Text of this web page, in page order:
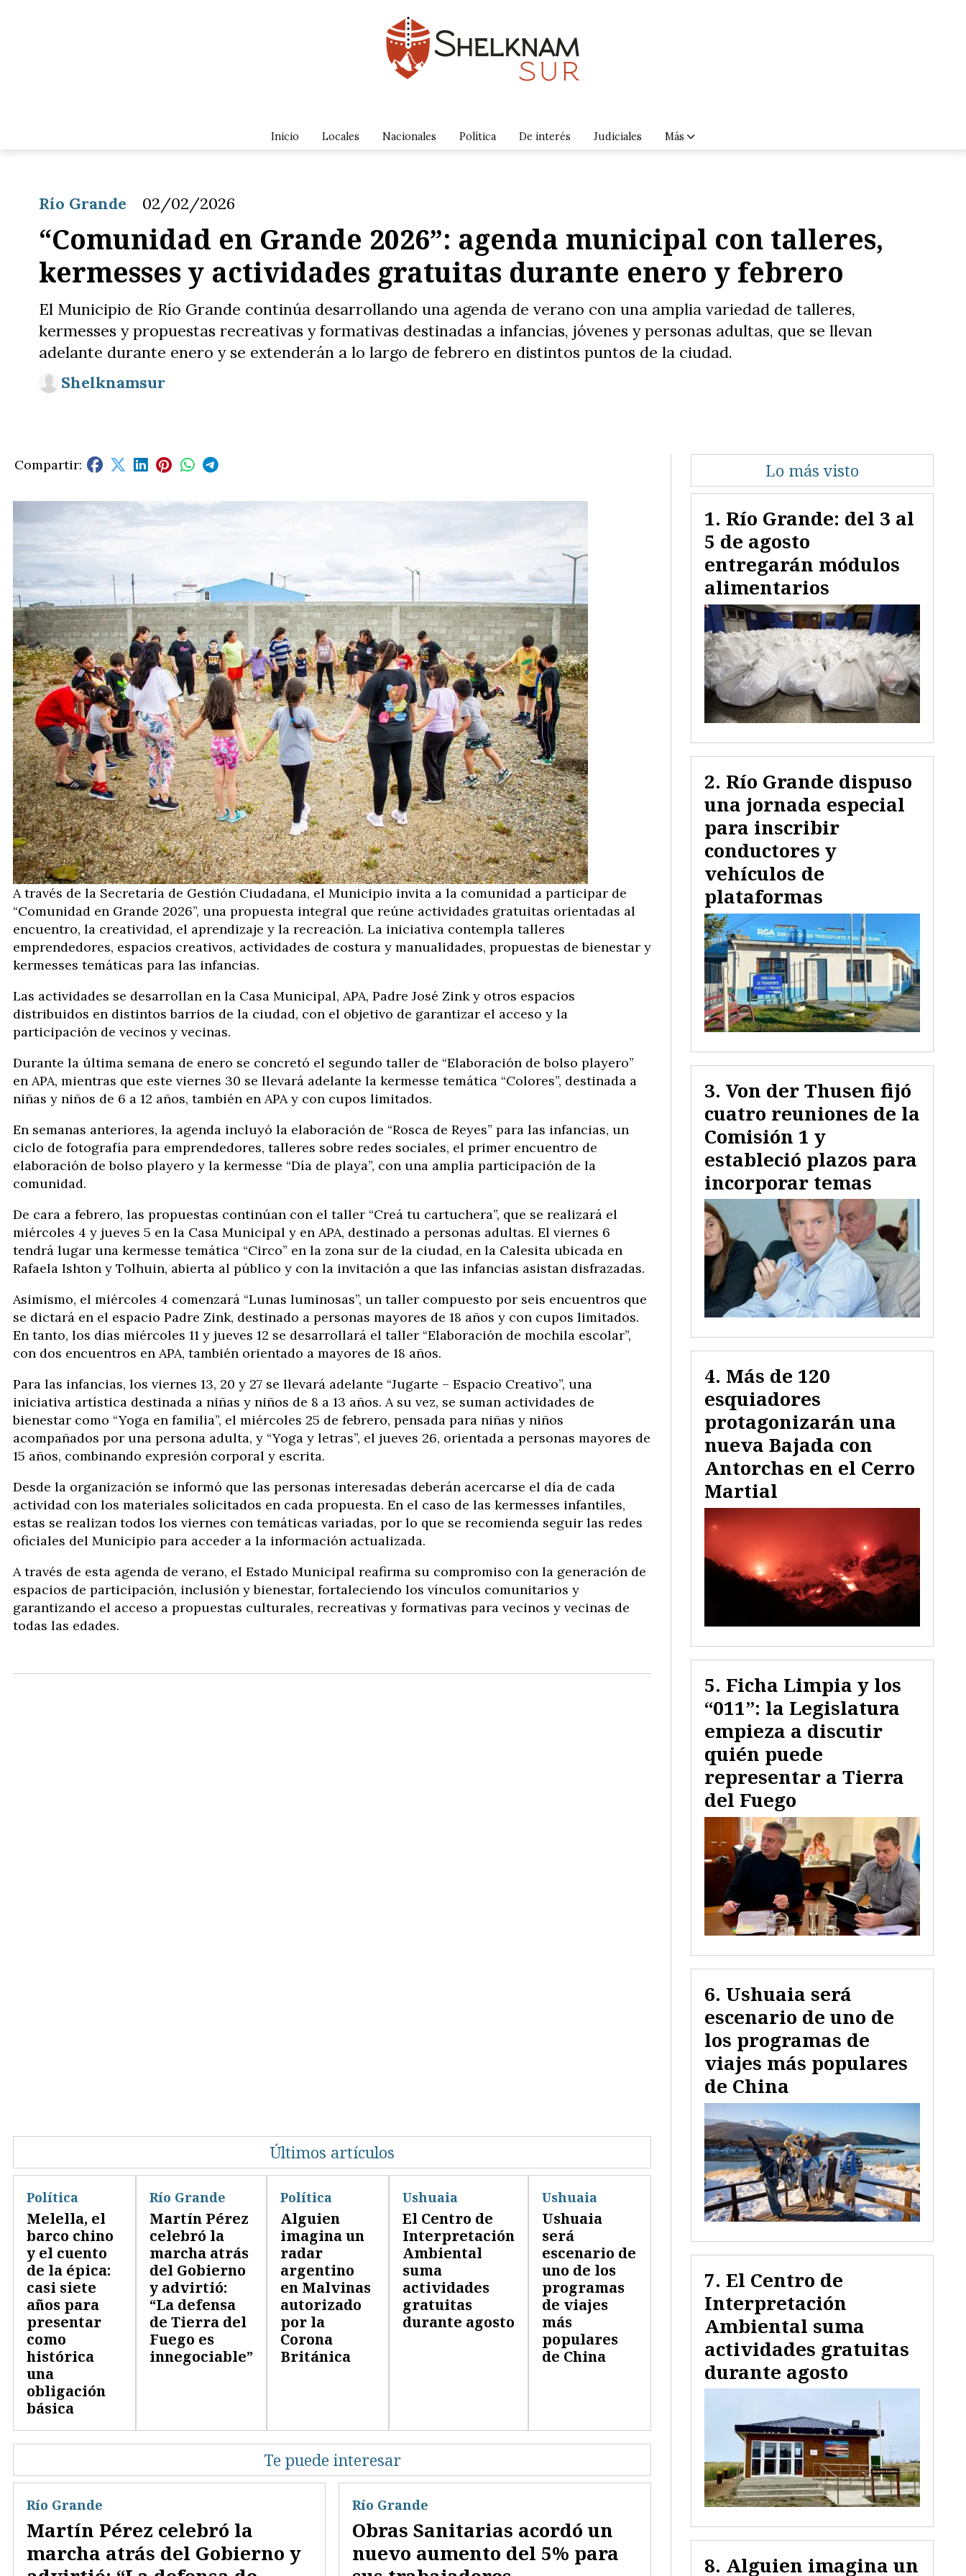
Inicio Locales Nacionales Política De interés Judiciales Más
“Comunidad en Grande 2026”: agenda municipal con talleres,
kermesses y actividades gratuitas durante enero y febrero
El Municipio de Río Grande continúa desarrollando una agenda de verano con una amplia variedad de talleres,
kermesses y propuestas recreativas y formativas destinadas a infancias, jóvenes y personas adultas, que se llevan
adelante durante enero y se extenderán a lo largo de febrero en distintos puntos de la ciudad.
Río Grande 02/02/2026
Shelknamsur
A través de la Secretaría de Gestión Ciudadana, el Municipio invita a la comunidad a participar de
“Comunidad en Grande 2026”, una propuesta integral que reúne actividades gratuitas orientadas al
encuentro, la creatividad, el aprendizaje y la recreación. La iniciativa contempla talleres
emprendedores, espacios creativos, actividades de costura y manualidades, propuestas de bienestar y
kermesses temáticas para las infancias.
Las actividades se desarrollan en la Casa Municipal, APA, Padre José Zink y otros espacios
distribuidos en distintos barrios de la ciudad, con el objetivo de garantizar el acceso y la
participación de vecinos y vecinas.
Durante la última semana de enero se concretó el segundo taller de “Elaboración de bolso playero”
en APA, mientras que este viernes 30 se llevará adelante la kermesse temática “Colores”, destinada a
niñas y niños de 6 a 12 años, también en APA y con cupos limitados.
En semanas anteriores, la agenda incluyó la elaboración de “Rosca de Reyes” para las infancias, un
ciclo de fotografía para emprendedores, talleres sobre redes sociales, el primer encuentro de
elaboración de bolso playero y la kermesse “Día de playa”, con una amplia participación de la
comunidad.
De cara a febrero, las propuestas continúan con el taller “Creá tu cartuchera”, que se realizará el
miércoles 4 y jueves 5 en la Casa Municipal y en APA, destinado a personas adultas. El viernes 6
tendrá lugar una kermesse temática “Circo” en la zona sur de la ciudad, en la Calesita ubicada en
Rafaela Ishton y Tolhuin, abierta al público y con la invitación a que las infancias asistan disfrazadas.
Asimismo, el miércoles 4 comenzará “Lunas luminosas”, un taller compuesto por seis encuentros que
se dictará en el espacio Padre Zink, destinado a personas mayores de 18 años y con cupos limitados.
En tanto, los días miércoles 11 y jueves 12 se desarrollará el taller “Elaboración de mochila escolar”,
con dos encuentros en APA, también orientado a mayores de 18 años.
Para las infancias, los viernes 13, 20 y 27 se llevará adelante “Jugarte – Espacio Creativo”, una
iniciativa artística destinada a niñas y niños de 8 a 13 años. A su vez, se suman actividades de
bienestar como “Yoga en familia”, el miércoles 25 de febrero, pensada para niñas y niños
acompañados por una persona adulta, y “Yoga y letras”, el jueves 26, orientada a personas mayores de
15 años, combinando expresión corporal y escrita.
Desde la organización se informó que las personas interesadas deberán acercarse el día de cada
actividad con los materiales solicitados en cada propuesta. En el caso de las kermesses infantiles,
estas se realizan todos los viernes con temáticas variadas, por lo que se recomienda seguir las redes
oficiales del Municipio para acceder a la información actualizada.
A través de esta agenda de verano, el Estado Municipal reafirma su compromiso con la generación de
espacios de participación, inclusión y bienestar, fortaleciendo los vínculos comunitarios y
garantizando el acceso a propuestas culturales, recreativas y formativas para vecinos y vecinas de
todas las edades.
Últimos artículos
Melella, el
barco chino
y el cuento
de la épica:
casi siete
años para
presentar
como
histórica
una
obligación
básica
Política
Martín Pérez
celebró la
marcha atrás
del Gobierno
y advirtió:
“La defensa
de Tierra del
Fuego es
innegociable”
Río Grande
Alguien
imagina un
radar
argentino
en Malvinas
autorizado
por la
Corona
Británica
Política
El Centro de
Interpretación
Ambiental
suma
actividades
gratuitas
durante agosto
Ushuaia
Ushuaia
será
escenario de
uno de los
programas
de viajes
más
populares
de China
Ushuaia
Te puede interesar
Martín Pérez celebró la
marcha atrás del Gobierno y
Río Grande
Obras Sanitarias acordó un
nuevo aumento del 5% para
Río Grande
Lo más visto
Río Grande: del 3 al
5 de agosto
entregarán módulos
alimentarios
Río Grande dispuso
una jornada especial
para inscribir
conductores y
vehículos de
plataformas
Von der Thusen fijó
cuatro reuniones de la
Comisión 1 y
estableció plazos para
incorporar temas
Más de 120
esquiadores
protagonizarán una
nueva Bajada con
Antorchas en el Cerro
Martial
Ficha Limpia y los
“011”: la Legislatura
empieza a discutir
quién puede
representar a Tierra
del Fuego
Ushuaia será
escenario de uno de
los programas de
viajes más populares
de China
El Centro de
Interpretación
Ambiental suma
actividades gratuitas
durante agosto
Alguien imagina un